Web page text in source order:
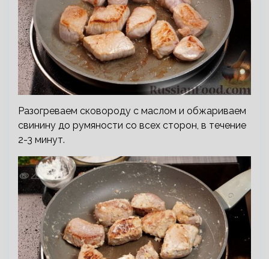
Разогреваем сковороду с маслом и обжариваем
свинину до румяности со всех сторон, в течение
2-3 минут.